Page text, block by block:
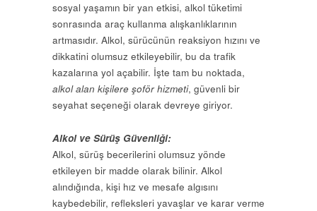
sosyal yaşamın bir yan etkisi, alkol tüketimi
sonrasında araç kullanma alışkanlıklarının
artmasıdır. Alkol, sürücünün reaksiyon hızını ve
dikkatini olumsuz etkileyebilir, bu da trafik
kazalarına yol açabilir. İşte tam bu noktada,
alkol alan kişilere şoför hizmeti, güvenli bir
seyahat seçeneği olarak devreye giriyor.
Alkol ve Sürüş Güvenliği:
Alkol, sürüş becerilerini olumsuz yönde
etkileyen bir madde olarak bilinir. Alkol
alındığında, kişi hız ve mesafe algısını
kaybedebilir, refleksleri yavaşlar ve karar verme